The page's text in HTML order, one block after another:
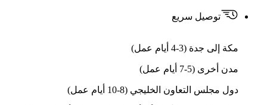
توصيل سريع
مكة إلى جدة (3-4 أيام عمل)
مدن أخرى (5-7 أيام عمل)
دول مجلس التعاون الخليجي (8-10 أيام عمل)